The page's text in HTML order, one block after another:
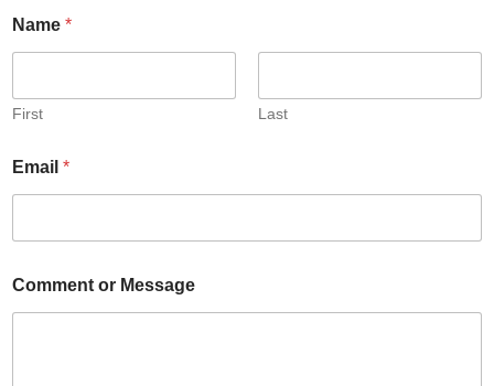
Name *
First Last
Email *
Comment or Message